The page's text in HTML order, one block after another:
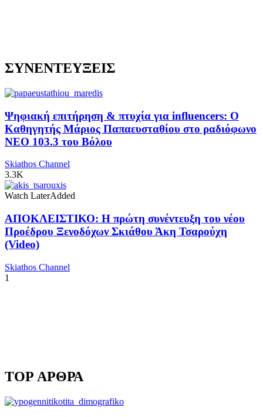
ΣΥΝΕΝΤΕΥΞΕΙΣ
Ψηφιακή επιτήρηση & πτυχία για influencers: Ο
Καθηγητής Μάριος Παπαευσταθίου στο ραδιόφωνο
NEO 103.3 του Βόλου
Skiathos Channel
3.3K
Watch LaterAdded
ΑΠΟΚΛΕΙΣΤΙΚΟ: Η πρώτη συνέντευξη του νέου
Προέδρου Ξενοδόχων Σκιάθου Άκη Τσαρούχη
(Video)
Skiathos Channel
1
TOP ΑΡΘΡΑ